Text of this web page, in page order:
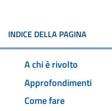
INDICE DELLA PAGINA
A chi è rivolto
Approfondimenti
Come fare